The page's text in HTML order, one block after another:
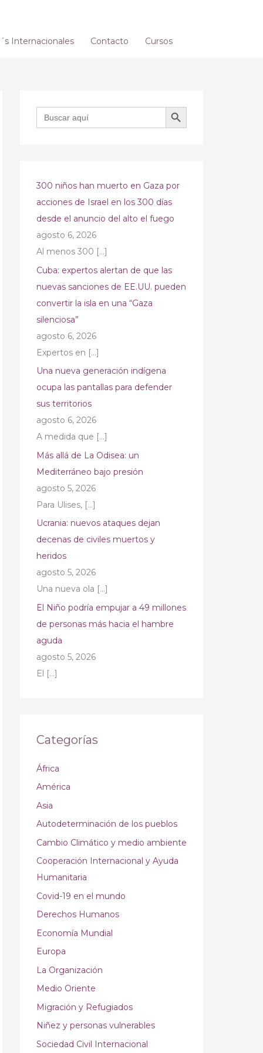
Internacionales Contacto Cursos
Buscar: BOTÓN DE BÚSQUEDA
300 niños han muerto en Gaza por
acciones de Israel en los 300 días
desde el anuncio del alto el fuego
agosto 6, 2026
Al menos 300 […]
Cuba: expertos alertan de que las
nuevas sanciones de EE.UU. pueden
convertir la isla en una “Gaza
silenciosa”
agosto 6, 2026
Expertos en […]
Una nueva generación indígena
ocupa las pantallas para defender
sus territorios
agosto 6, 2026
A medida que […]
Más allá de La Odisea: un
Mediterráneo bajo presión
agosto 5, 2026
Para Ulises, […]
Ucrania: nuevos ataques dejan
decenas de civiles muertos y
heridos
agosto 5, 2026
Una nueva ola […]
El Niño podría empujar a 49 millones
de personas más hacia el hambre
aguda
agosto 5, 2026
El […]
Categorías
África
América
Asia
Autodeterminación de los pueblos
Cambio Climático y medio ambiente
Cooperación Internacional y Ayuda
Humanitaria
Covid-19 en el mundo
Derechos Humanos
Economía Mundial
Europa
La Organización
Medio Oriente
Migración y Refugiados
Niñez y personas vulnerables
Sociedad Civil Internacional